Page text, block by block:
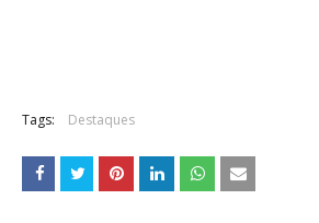
Tags: Destaques